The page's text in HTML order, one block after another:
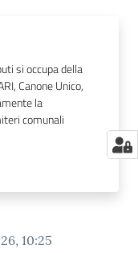
si occupa della
Canone Unico,
la
comunali
10:25